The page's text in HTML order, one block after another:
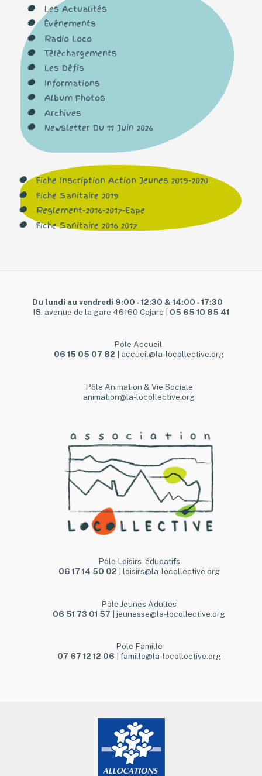
Les Actualités
Événements
Radio Loco
Téléchargements
Les Défis
Informations
Album Photos
Archives
Newsletter Du 11 Juin 2026
Fiche Inscription Action Jeunes 2019-2020
Fiche Sanitaire 2019
Reglement-2016-2017-Eape
Fiche Sanitaire 2016 2017
Du lundi au vendredi 9:00 - 12:30 & 14:00 - 17:30
18, avenue de la gare 46160 Cajarc | 05 65 10 85 41
Pôle Accueil
06 15 05 07 82 | accueil@la-locollective.org
Pôle Animation & Vie Sociale
animation@la-locollective.org
Pôle Loisirs éducatifs
06 17 14 50 02 | loisirs@la-locollective.org
Pôle Jeunes Adultes
06 51 73 01 57 | jeunesse@la-locollective.org
Pôle Famille
07 67 12 12 06 | famille@la-locollective.org